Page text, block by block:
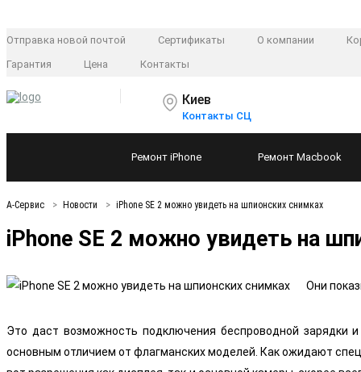
Отправка новой почтой Сертификаты О компании
Гарантия
Цена Контакты
Киев
Контакты СЦ
Ремонт iPhone Ремонт Macbook
А-Сервис Новости iPhone SE 2 можно увидеть на шпионских снимках
iPhone SE 2 можно увидеть на
Они
Это даст возможность подключения беспроводной зарядки
основным отличием от флагманских моделей. Как ожидают